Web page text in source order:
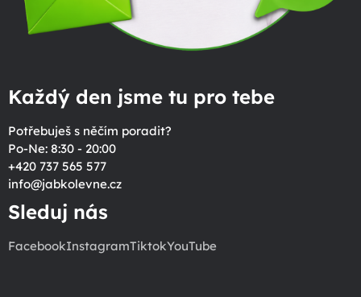
Každý den jsme tu pro tebe
Potřebuješ s něčím poradit?
Po-Ne: 8:30 - 20:00
+420 737 565 577
info@jabkolevne.cz
Sleduj nás
FacebookInstagramTiktokYouTube